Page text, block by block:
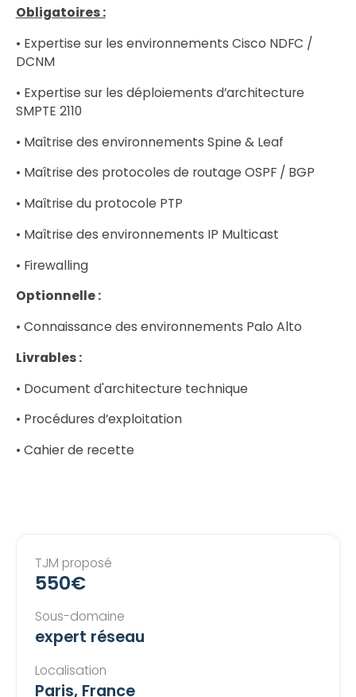
Obligatoires :
• Expertise sur les environnements Cisco NDFC /
DCNM
• Expertise sur les déploiements d’architecture
SMPTE 2110
• Maîtrise des environnements Spine & Leaf
• Maîtrise des protocoles de routage OSPF / BGP
• Maîtrise du protocole PTP
• Maîtrise des environnements IP Multicast
• Firewalling
Optionnelle :
• Connaissance des environnements Palo Alto
Livrables :
• Document d'architecture technique
• Procédures d’exploitation
• Cahier de recette
TJM proposé
550€
Sous-domaine
expert réseau
Localisation
Paris, France